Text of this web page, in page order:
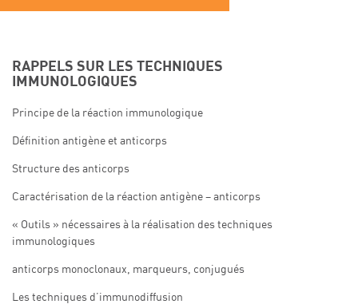
RAPPELS SUR LES TECHNIQUES
IMMUNOLOGIQUES
Principe de la réaction immunologique
Définition antigène et anticorps
Structure des anticorps
Caractérisation de la réaction antigène – anticorps
« Outils » nécessaires à la réalisation des techniques
immunologiques
anticorps monoclonaux, marqueurs, conjugués
Les techniques d’immunodiffusion